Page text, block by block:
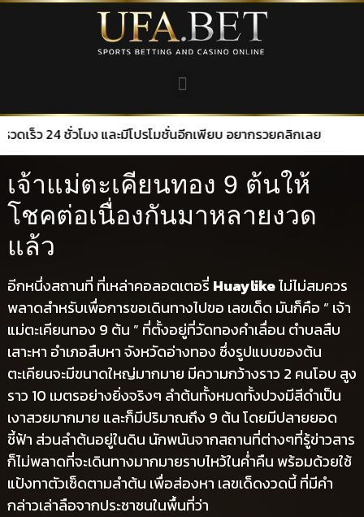
วโมง และมีโปรโมชั่นอีกเพียบ อยากรวยคลิกเลย
เจ้าแม่ตะเคียนทอง 9 ต้นให้
โชคต่อเนื่องกันมาหลายงวด
แล้ว
อีกหนึ่งสถานที่ ที่เหล่าคอลอตเตอรี่ Huaylikeไม่ไม่สมควร
พลาดสำหรับเพื่อการขอเดินทางไปขอ เลขเด็ด มันก็คือ “ เจ้า
แม่ตะเคียนทอง 9 ต้น ” ที่ตั้งอยู่ที่วัดทองคำเลื่อน ตำบลสืบ
เสาะหา อำเภอสืบหา จังหวัดอ่างทอง ซึ่งรูปแบบของต้น
ตะเคียนจะมีขนาดใหญ่มากมาย มีความกว้างราว 2 คนโอบ สูง
ราว 10 เมตรอย่างยิ่งจริงๆ ลำต้นทั้งหมดทั้งปวงมีสีดำเป็น
เงาสวยมากมาย และก็มีปริมาณถึง 9 ต้น โดยมีปลายยอด
ชี้ฟ้า ส่วนลำต้นอยู่ในดิน นักพนันจากสถานที่ต่างๆที่รู้ข่าวสาร
ก็ไม่พลาดที่จะเดินทางมากมายราบไหว้ในค่ำคืน พร้อมด้วยใช้
แป้งทาตัวเช็ดตามลำต้น เพื่อส่องหา เลขเด็ดงวดนี้ ที่มีคำ
กล่าวเล่าลือจากประชาชนในพื้นที่ว่า